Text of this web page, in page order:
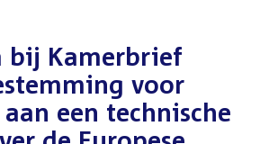
bij Kamerbrief
voor
een technische